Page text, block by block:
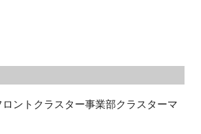
ントクラスター事業部クラスターマ